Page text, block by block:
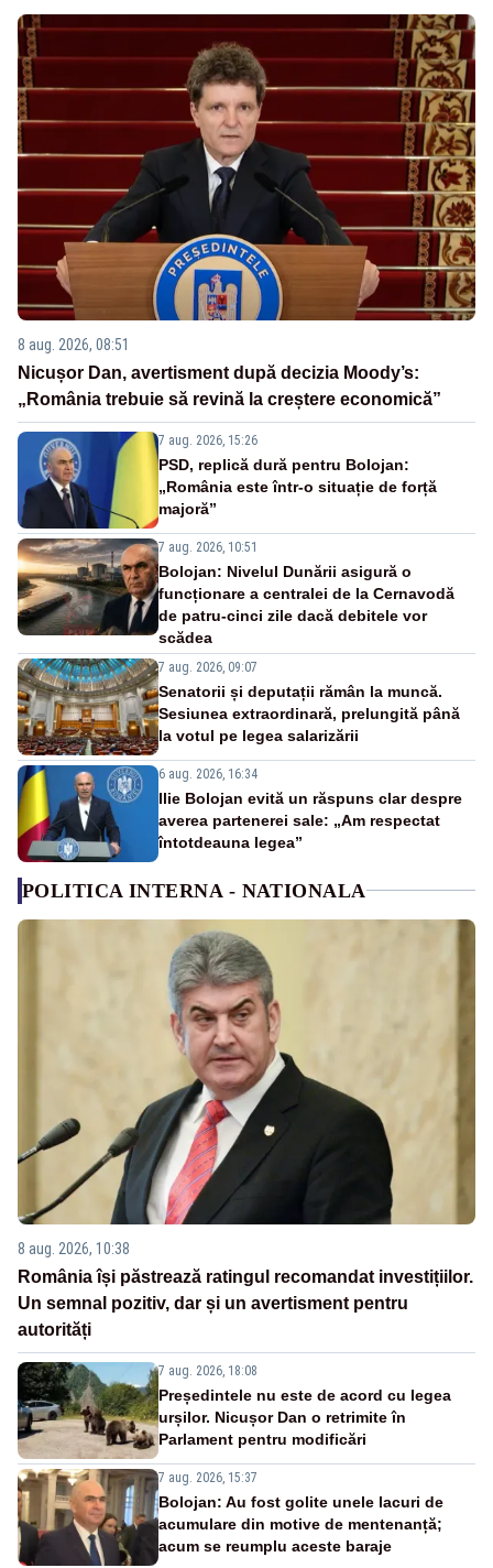
8 aug. 2026, 08:51
Nicușor Dan, avertisment după decizia Moody’s:
„România trebuie să revină la creștere economică”
7 aug. 2026, 15:26
PSD, replică dură pentru Bolojan:
„România este într-o situație de forță
majoră”
7 aug. 2026, 10:51
Bolojan: Nivelul Dunării asigură o
funcționare a centralei de la Cernavodă
de patru-cinci zile dacă debitele vor
scădea
7 aug. 2026, 09:07
Senatorii și deputații rămân la muncă.
Sesiunea extraordinară, prelungită până
la votul pe legea salarizării
6 aug. 2026, 16:34
Ilie Bolojan evită un răspuns clar despre
averea partenerei sale: „Am respectat
întotdeauna legea”
POLITICA INTERNA - NATIONALA
8 aug. 2026, 10:38
România își păstrează ratingul recomandat investițiilor.
Un semnal pozitiv, dar și un avertisment pentru
autorități
7 aug. 2026, 18:08
Președintele nu este de acord cu legea
urșilor. Nicușor Dan o retrimite în
Parlament pentru modificări
7 aug. 2026, 15:37
Bolojan: Au fost golite unele lacuri de
acumulare din motive de mentenanță;
acum se reumplu aceste baraje